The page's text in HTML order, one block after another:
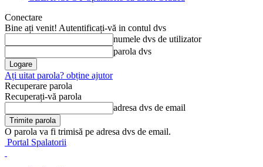
Conectare
Bine ați venit! Autentificați-vă in contul dvs
numele dvs de utilizator
parola dvs
Ați uitat parola? obține ajutor
Recuperare parola
Recuperați-vă parola
adresa dvs de email
O parola va fi trimisă pe adresa dvs de email.
Portal Spalatorii